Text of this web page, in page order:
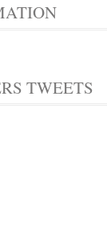
TWEETS